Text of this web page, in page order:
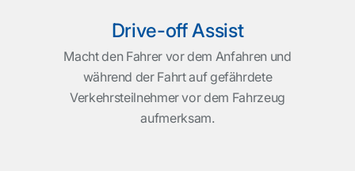
Drive-off Assist
Macht den Fahrer vor dem Anfahren und
während der Fahrt auf gefährdete
Verkehrsteilnehmer vor dem Fahrzeug
aufmerksam.